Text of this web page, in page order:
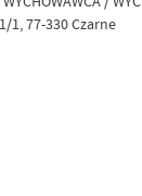
1, 77-330 Czarne